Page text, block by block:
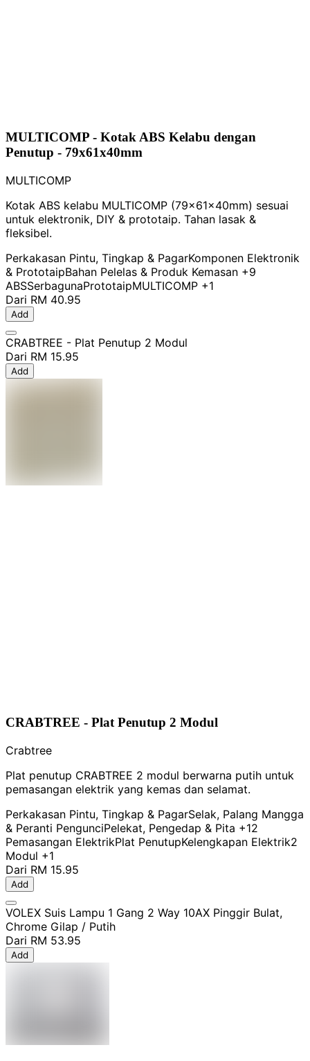
MULTICOMP - Kotak ABS Kelabu dengan
Penutup - 79x61x40mm
MULTICOMP
Kotak ABS kelabu MULTICOMP (79x61x40mm) sesuai
untuk elektronik, DIY & prototaip. Tahan lasak &
fleksibel.
Perkakasan Pintu, Tingkap & PagarKomponen Elektronik
& PrototaipBahan Pelelas & Produk Kemasan +9
ABSSerbagunaPrototaipMULTICOMP +1
Dari RM 40.95
Add
CRABTREE - Plat Penutup 2 Modul
Dari RM 15.95
Add
CRABTREE - Plat Penutup 2 Modul
Crabtree
Plat penutup CRABTREE 2 modul berwarna putih untuk
pemasangan elektrik yang kemas dan selamat.
Perkakasan Pintu, Tingkap & PagarSelak, Palang Mangga
& Peranti PengunciPelekat, Pengedap & Pita +12
Pemasangan ElektrikPlat PenutupKelengkapan Elektrik2
Modul +1
Dari RM 15.95
Add
VOLEX Suis Lampu 1 Gang 2 Way 10AX Pinggir Bulat,
Chrome Gilap / Putih
Dari RM 53.95
Add